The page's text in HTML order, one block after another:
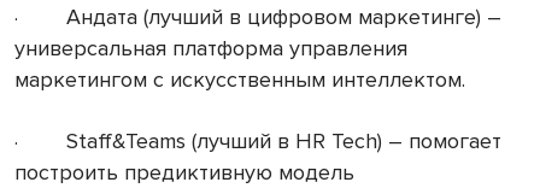
· Андата (лучший в цифровом маркетинге) –
универсальная платформа управления
маркетингом с искусственным интеллектом.
· Staff&Teams (лучший в HR Tech) – помогает
построить предиктивную модель